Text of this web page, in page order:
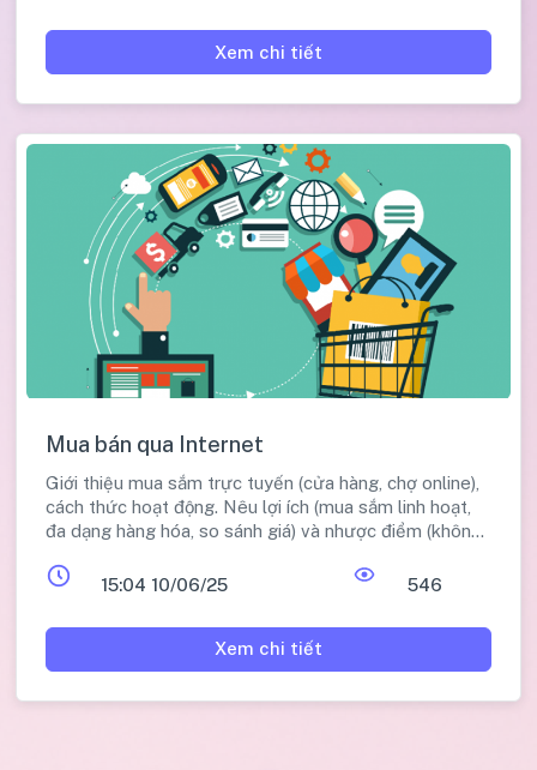
Meet, Teams), giao tiếp (Zalo, Viber, WhatsApp).
Hướng dẫn chi tiết sử dụng Google Drive (tạo/tải/chia
sẻ) và Zoom (đăng ký/đăng nhập/tạo/tham gia cuộc
họp).
Xem chi tiết
Mua bán qua Internet
Giới thiệu mua sắm trực tuyến (cửa hàng, chợ online),
cách thức hoạt động. Nêu lợi ích (mua sắm linh hoạt,
đa dạng hàng hóa, so sánh giá) và nhược điểm (không
những lưu ý quan trọng để mua sắm trực tuyến an
tin, thanh toán trước, bên giao hàng uy tín, bảo vệ
thông tin cá nhân). Hướng dẫn chi tiết cách mua và
bán hàng trên sàn thương mại điện tử PostMart và
Shopee Việt Nam.
15:04 10/06/25 546
Xem chi tiết